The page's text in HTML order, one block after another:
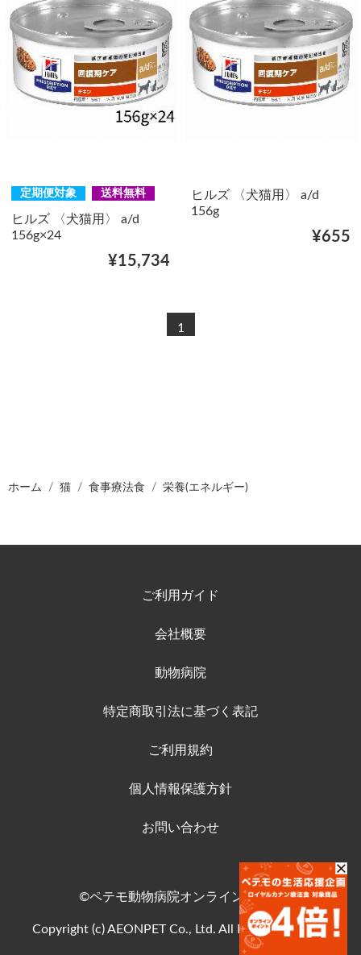
定期便対象 送料無料
ヒルズ 〈犬猫用〉 a/d
156g×24
¥15,734
ヒルズ 〈犬猫用〉 a/d
156g
¥655
1
ホーム 猫 食事療法食 栄養(エネルギー)
ご利用ガイド
会社概要
動物病院
特定商取引法に基づく表記
ご利用規約
個人情報保護方針
お問い合わせ
©ペテモ動物病院オンラインストア
Copyright (c) AEONPET Co., Ltd. All Rights Reserved.